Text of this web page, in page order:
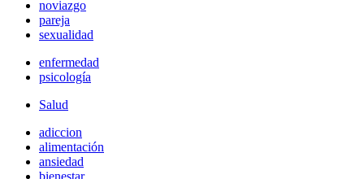
noviazgo
pareja
sexualidad
enfermedad
psicología
Salud
adiccion
alimentación
ansiedad
bienestar